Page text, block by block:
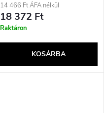
14 466 Ft ÁFA nélkül
18 372 Ft
Raktáron
KOSÁRBA